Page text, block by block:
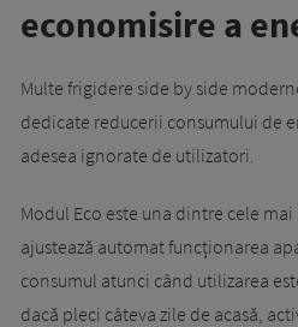
economisire a
Multe frigidere side by side
dedicate reducerii consumului de
adesea ignorate de utilizatori.
Modul Eco este una dintre cele
ajustează automat funcționarea
consumul atunci când utilizarea
dacă pleci câteva zile de acasă,